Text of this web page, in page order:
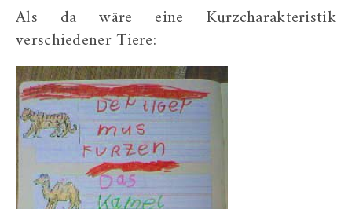
Als da wäre eine Kurzcharakteristik
verschiedener Tiere: